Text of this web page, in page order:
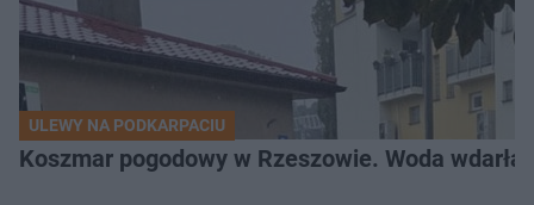
ULEWY NA PODKARPACIU
Koszmar pogodowy w Rzeszowie. Woda